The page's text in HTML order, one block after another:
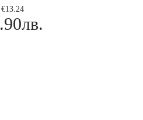
€13.24